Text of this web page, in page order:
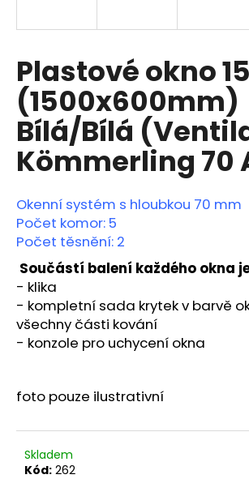
Plastové okno
(1500x600mm)
Bílá/Bílá
Kömmerling 70
Okenní systém s hloubkou 70 mm
Počet komor: 5
Počet těsnění: 2
Součástí balení každého okna
- klika
- kompletní sada krytek v barvě
všechny části kování
- konzole pro uchycení okna
foto pouze ilustrativní
Skladem
Kód: 262
í
t
?
D
o
p
o
r
u
j
m
e